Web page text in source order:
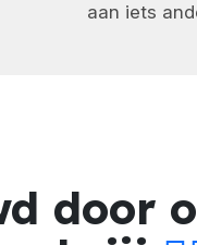
aan iets
door